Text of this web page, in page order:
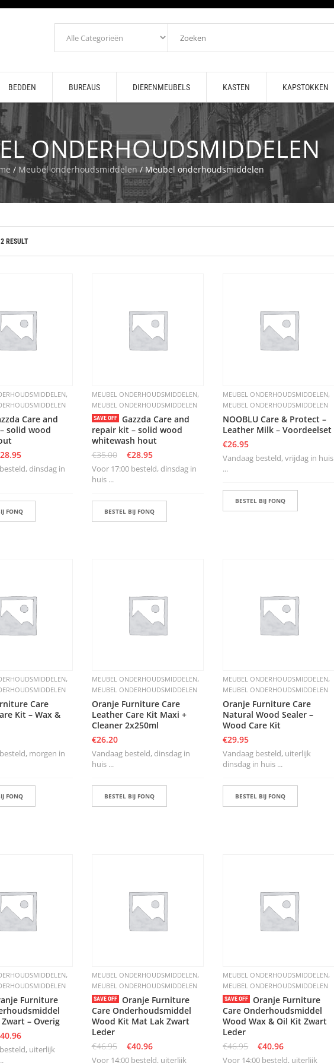
BEDDEN BUREAUS DIERENMEUBELS KASTEN KAPSTOKKEN
ONDERHOUDSMIDDELEN
/ Meubel onderhoudsmiddelen / Meubel onderhoudsmiddelen
RESULT
,
Care and
solid wood
28.95
dinsdag in
FONQ
MEUBEL ONDERHOUDSMIDDELEN,
MEUBEL ONDERHOUDSMIDDELEN
SAVE OFF
Gazzda Care and
repair kit – solid wood
whitewash hout
€35.00 €28.95
Voor 17:00 besteld, dinsdag in
huis ...
BESTEL BIJ FONQ
MEUBEL ONDERHOUDSMIDDELEN,
MEUBEL ONDERHOUDSMIDDELEN
NOOBLU Care & Protect –
Leather Milk – Voordeelset
€26.95
Vandaag besteld, vrijdag in huis
...
BESTEL BIJ FONQ
,
Care
Kit – Wax &
morgen in
FONQ
MEUBEL ONDERHOUDSMIDDELEN,
MEUBEL ONDERHOUDSMIDDELEN
Oranje Furniture Care
Leather Care Kit Maxi +
Cleaner 2x250ml
€26.20
Vandaag besteld, dinsdag in
huis ...
BESTEL BIJ FONQ
MEUBEL ONDERHOUDSMIDDELEN,
MEUBEL ONDERHOUDSMIDDELEN
Oranje Furniture Care
Natural Wood Sealer –
Wood Care Kit
€29.95
Vandaag besteld, uiterlijk
dinsdag in huis ...
BESTEL BIJ FONQ
,
Furniture
– Overig
40.96
uiterlijk
MEUBEL ONDERHOUDSMIDDELEN,
MEUBEL ONDERHOUDSMIDDELEN
SAVE OFF
Oranje Furniture
Care Onderhoudsmiddel
Wood Kit Mat Lak Zwart
Leder
€46.95 €40.96
Voor 14:00 besteld, uiterlijk
MEUBEL ONDERHOUDSMIDDELEN,
MEUBEL ONDERHOUDSMIDDELEN
SAVE OFF
Oranje Furniture
Care Onderhoudsmiddel
Wood Wax & Oil Kit Zwart
Leder
€46.95 €40.96
Voor 14:00 besteld, uiterlijk